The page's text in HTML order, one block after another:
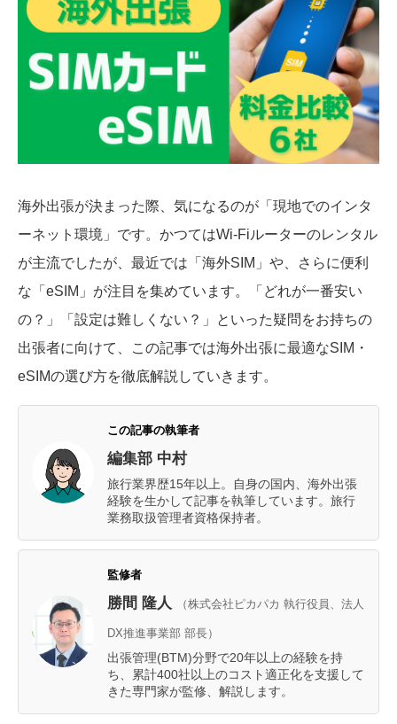
海外出張が決まった際、気になるのが「現地でのインタ
ーネット環境」です。かつてはWi-Fiルーターのレンタル
が主流でしたが、最近では「海外SIM」や、さらに便利
な「eSIM」が注目を集めています。「どれが一番安い
の？」「設定は難しくない？」といった疑問をお持ちの
出張者に向けて、この記事では海外出張に最適なSIM・
eSIMの選び方を徹底解説していきます。
この記事の執筆者
編集部 中村
旅行業界歴15年以上。自身の国内、海外出張
経験を生かして記事を執筆しています。旅行
業務取扱管理者資格保持者。
監修者
勝間 隆人 （株式会社ピカパカ 執行役員、法人
DX推進事業部 部長）
出張管理(BTM)分野で20年以上の経験を持
ち、累計400社以上のコスト適正化を支援して
きた専門家が監修、解説します。